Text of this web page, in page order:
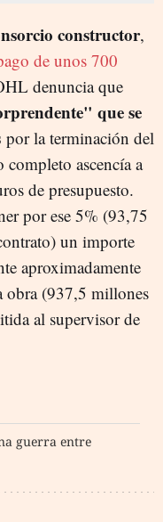
constructor,
de unos 700
denuncia que
que se
por la terminación del
ascencía a
de presupuesto.
por ese 5% (93,75
un importe
aproximadamente
obra (937,5 millones
al supervisor de
guerra entre